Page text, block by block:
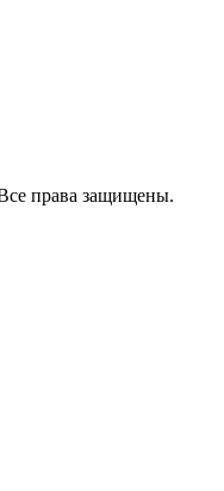
права защищены.